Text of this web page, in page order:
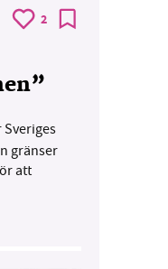
2
gränser
att